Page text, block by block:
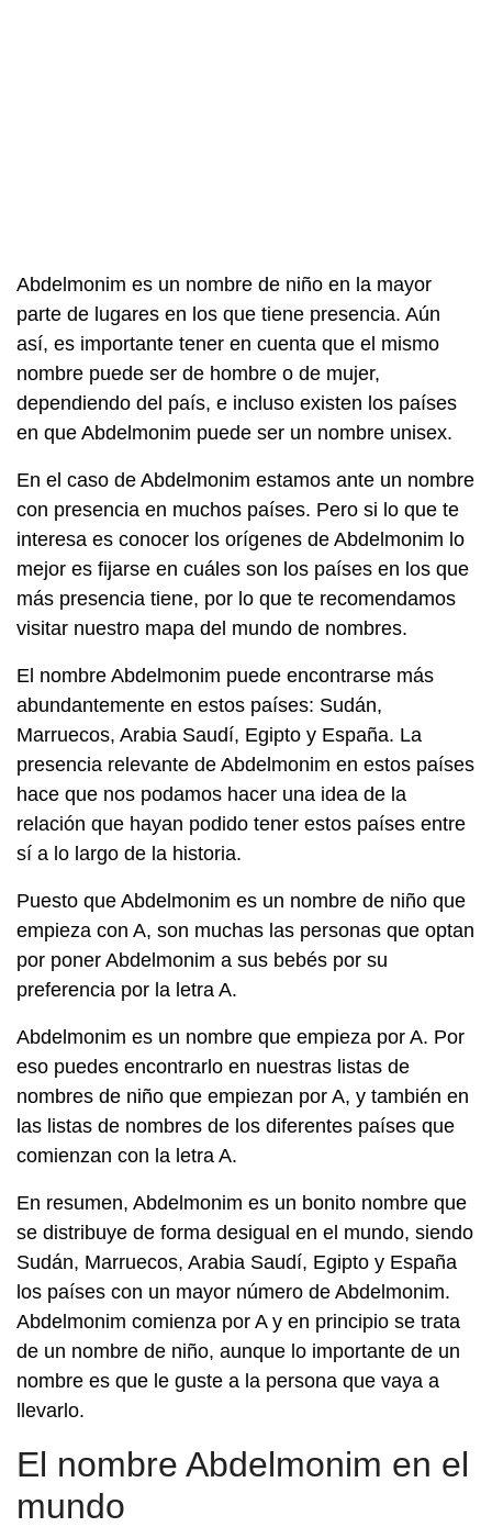
Abdelmonim es un nombre de niño en la mayor
parte de lugares en los que tiene presencia. Aún
así, es importante tener en cuenta que el mismo
nombre puede ser de hombre o de mujer,
dependiendo del país, e incluso existen los países
en que Abdelmonim puede ser un nombre unisex.
En el caso de Abdelmonim estamos ante un nombre
con presencia en muchos países. Pero si lo que te
interesa es conocer los orígenes de Abdelmonim lo
mejor es fijarse en cuáles son los países en los que
más presencia tiene, por lo que te recomendamos
visitar nuestro mapa del mundo de nombres.
El nombre Abdelmonim puede encontrarse más
abundantemente en estos países: Sudán,
Marruecos, Arabia Saudí, Egipto y España. La
presencia relevante de Abdelmonim en estos países
hace que nos podamos hacer una idea de la
relación que hayan podido tener estos países entre
sí a lo largo de la historia.
Puesto que Abdelmonim es un nombre de niño que
empieza con A, son muchas las personas que optan
por poner Abdelmonim a sus bebés por su
preferencia por la letra A.
Abdelmonim es un nombre que empieza por A. Por
eso puedes encontrarlo en nuestras listas de
nombres de niño que empiezan por A, y también en
las listas de nombres de los diferentes países que
comienzan con la letra A.
En resumen, Abdelmonim es un bonito nombre que
se distribuye de forma desigual en el mundo, siendo
Sudán, Marruecos, Arabia Saudí, Egipto y España
los países con un mayor número de Abdelmonim.
Abdelmonim comienza por A y en principio se trata
de un nombre de niño, aunque lo importante de un
nombre es que le guste a la persona que vaya a
llevarlo.
El nombre Abdelmonim en el
mundo